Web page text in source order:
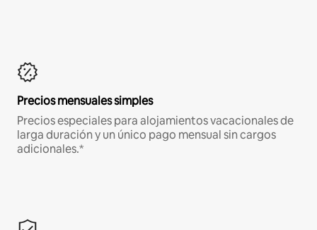
Precios mensuales simples
Precios especiales para alojamientos vacacionales de
larga duración y un único pago mensual sin cargos
adicionales.*